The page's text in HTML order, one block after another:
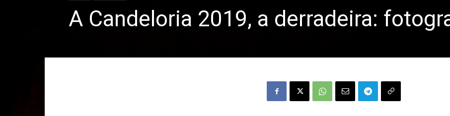
A Candeloria 2019, a derradeira: